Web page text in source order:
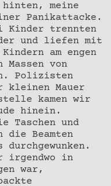
meine
Panikattacke.
Kinder trennten
und liefen mit
am engen
von
Polizisten
kleinen Mauer
kamen wir
hinein.
Taschen und
die Beamten
irgendwo in
war,